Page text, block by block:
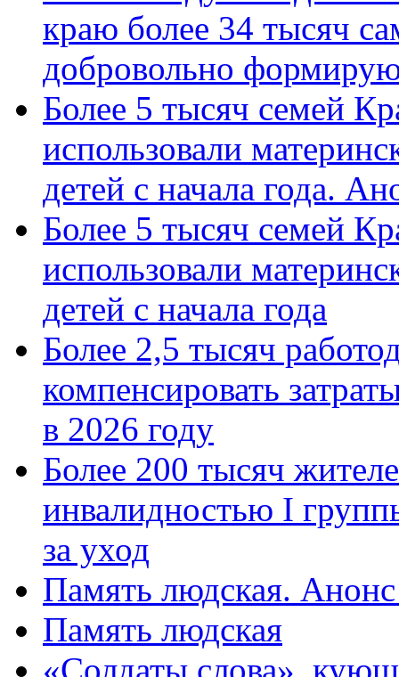
краю более 34 тысяч
добровольно
Более 5 тысяч семей
использовали
детей с начала года.
Более 5 тысяч семей
использовали
детей с начала года
Более 2,5 тысяч
компенсировать
в 2026 году
Более 200 тысяч
инвалидностью I
за уход
Память людская.
Память людская
«Солдаты слова»,